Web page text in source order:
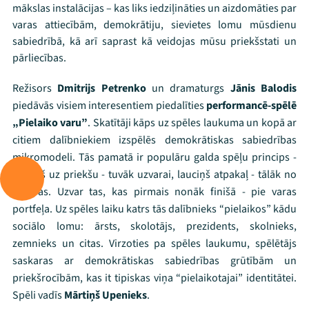
mākslas instalācijas – kas liks iedziļināties un aizdomāties par
varas attiecībām, demokrātiju, sievietes lomu mūsdienu
sabiedrībā, kā arī saprast kā veidojas mūsu priekšstati un
pārliecības.
Režisors Dmitrijs Petrenkoun dramaturgs Jānis Balodis
piedāvās visiem interesentiem piedalītiesperformancē-spēlē
„Pielaiko varu”. Skatītāji kāps uz spēles laukuma un kopā ar
citiem dalībniekiem izspēlēs demokrātiskas sabiedrības
mikromodeli. Tās pamatā ir populāru galda spēļu princips -
lauciņš uz priekšu - tuvāk uzvarai, lauciņš atpakaļ - tālāk no
uzvaras. Uzvar tas, kas pirmais nonāk finišā - pie varas
portfeļa. Uz spēles laiku katrs tās dalībnieks “pielaikos” kādu
sociālo lomu: ārsts, skolotājs, prezidents, skolnieks,
zemnieks un citas. Virzoties pa spēles laukumu, spēlētājs
saskaras ar demokrātiskas sabiedrības grūtībām un
priekšrocībām, kas it tipiskas viņa “pielaikotajai” identitātei.
Spēli vadīsMārtiņš Upenieks.